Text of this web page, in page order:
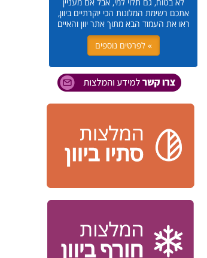
לא בטוח, גם תלוי למי, אבל אם מעניין
אתכם רשימת המלונות הכי יוקרתיים ביוון,
ראו את העמוד הבא מתוך אתר יוון והאיים
» לפרטים נוספים